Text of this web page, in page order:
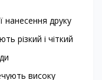
нанесення друку
різкий і чіткий
високу